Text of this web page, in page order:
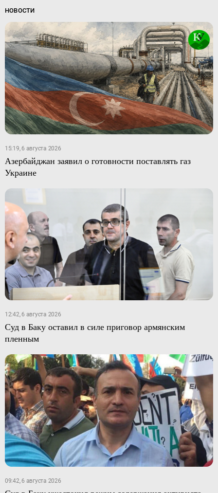
НОВОСТИ
15:19, 6 августа 2026
Азербайджан заявил о готовности поставлять газ
Украине
12:42, 6 августа 2026
Суд в Баку оставил в силе приговор армянским
пленным
09:42, 6 августа 2026